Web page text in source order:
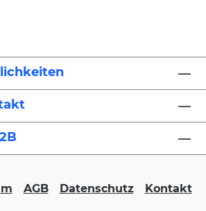
AGB Datenschutz Kontakt